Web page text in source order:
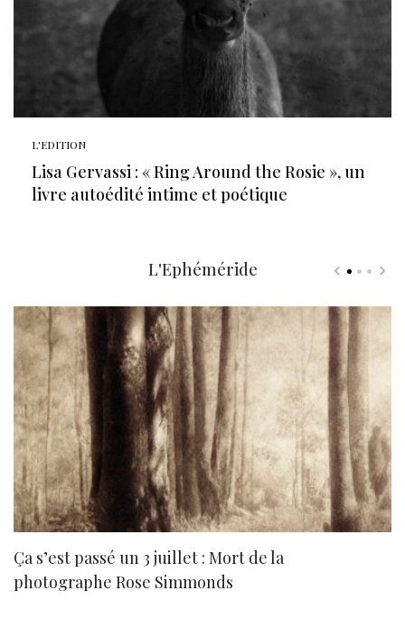
L'EDITION
Lisa Gervassi : « Ring Around the Rosie », un
livre autoédité intime et poétique
L'Ephéméride
Ça s’est passé un 3 juillet : Mort de la
photographe Rose Simmonds